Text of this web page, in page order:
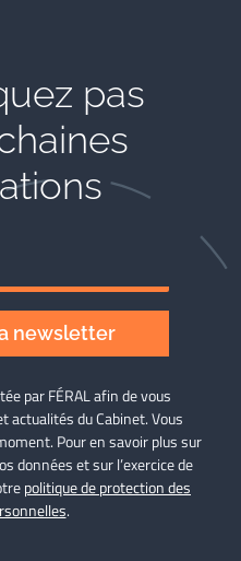
pas
newsletter
par FÉRAL afin de vous
du Cabinet. Vous
Pour en savoir plus sur
données et sur l’exercice de
politique de protection des
.